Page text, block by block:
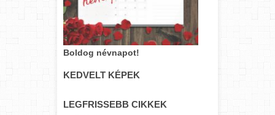
Boldog névnapot!
KEDVELT KÉPEK
LEGFRISSEBB CIKKEK